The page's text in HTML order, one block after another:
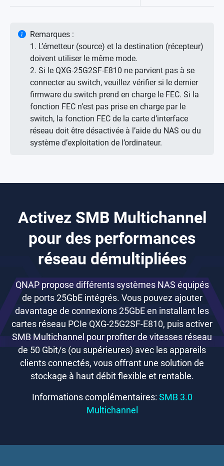
Remarques :
1. L’émetteur (source) et la destination (récepteur)
doivent utiliser le même mode.
2. Si le QXG-25G2SF-E810 ne parvient pas à se
connecter au switch, veuillez vérifier si le dernier
firmware du switch prend en charge le FEC. Si la
fonction FEC n’est pas prise en charge par le
switch, la fonction FEC de la carte d’interface
réseau doit être désactivée à l’aide du NAS ou du
système d’exploitation de l’ordinateur.
Activez SMB Multichannel
pour des performances
réseau démultipliées
QNAP propose différents systèmes NAS équipés
de ports 25GbE intégrés. Vous pouvez ajouter
davantage de connexions 25GbE en installant les
cartes réseau PCIe QXG-25G2SF-E810, puis activer
SMB Multichannel pour profiter de vitesses réseau
de 50 Gbit/s (ou supérieures) avec les appareils
clients connectés, vous offrant une solution de
stockage à haut débit flexible et rentable.
Informations complémentaires: SMB 3.0
Multichannel